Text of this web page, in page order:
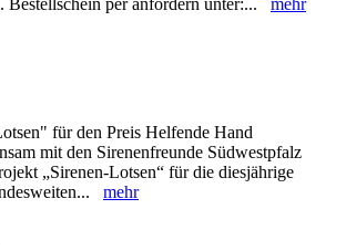
Bestellschein per anfordern unter:... mehr
für den Preis Helfende Hand
mit den Sirenenfreunde Südwestpfalz
„Sirenen-Lotsen“ für die diesjährige
mehr